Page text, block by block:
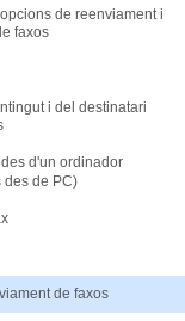
de reenviament i
faxos
i del destinatari
d'un ordinador
des de PC)
de faxos